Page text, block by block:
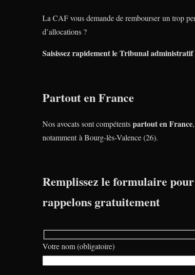
La CAF vous demande de rembourser un trop
d’allocations ?
Saisissez rapidement le Tribunal administratif
Partout en France
Nos avocats sont compétentspartout en France
notamment à Bourg-lès-Valence (26).
Remplissez le formulaire
rappelons gratuitement
Votre nom (obligatoire)